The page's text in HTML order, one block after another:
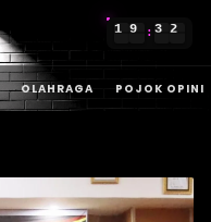
1 9 : 3 2
OLAHRAGA POJOK OPINI